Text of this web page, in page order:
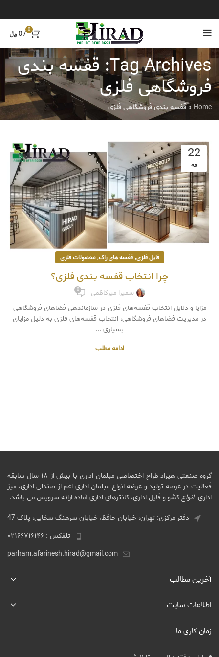
0
/
0 ﷼
Tag Archives: قفسه بندی
فروشگاهی فلزی
Home
»قفسه بندی فروشگاهی فلزی
22
مه
فایل فلزی,قفسه های راک,محصولات فلزی
چرا انتخاب قفسه بندی فلزی؟
سمیرا میرکاظمی 0
مزایا و دلایل انتخاب قفسه‌های فلزی در سازماندهی فضاهای فروشگاهی
در مدیریت فضاهای فروشگاهی، انتخاب قفسه‌های فلزی به دلیل مزایای
بسیاری ...
ادامه مطلب
گروه صنعتی هیراد طراح اختصاصی مبلمان اداری با بیش از ۱۸ سال سابقه
فعالیت در عرصه تولید و عرضه انواع مبلمان اداری اعم از صندلی اداری، میز
اداری،انواعکشو و فایل اداری، کانترهای اداری آماده ارائه سرویس می باشد.
دفتر مرکزی: تهران، خیابان حافظ، خیابان سرهنگ سخایی، پلاک 47
تلفکس : ۰۲۱۶۶۷۱۶۱۴۶
parham.afarinesh.hirad@gmail.com
آخرین مطالب
اطلاعات سایت
زمان کاری ما